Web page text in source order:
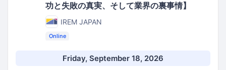
功と失敗の真実、そして業界の裏事情】
IREM JAPAN
Online
Friday, September 18, 2026